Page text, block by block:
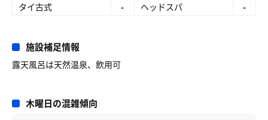
タイ古式
- ヘッドスパ -
施設補足情報
露天風呂は天然温泉、飲用可
木曜日の混雑傾向